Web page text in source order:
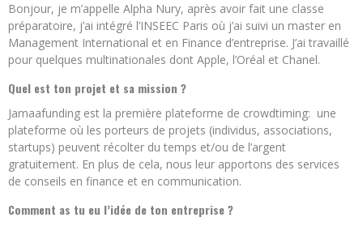
Bonjour, je m’appelle Alpha Nury, après avoir fait une classe
préparatoire, j’ai intégré l’INSEEC Paris où j’ai suivi un master en
Management International et en Finance d’entreprise. J’ai travaillé
pour quelques multinationales dont Apple, l’Oréal et Chanel.
Quel est ton projet et sa mission ?
Jamaafunding est la première plateforme de crowdtiming: une
plateforme où les porteurs de projets (individus, associations,
startups) peuvent récolter du temps et/ou de l’argent
gratuitement. En plus de cela, nous leur apportons des services
de conseils en finance et en communication.
Comment as tu eu l’idée de ton entreprise ?